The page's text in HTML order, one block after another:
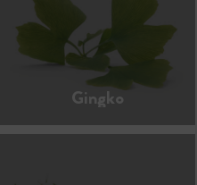
Gingko